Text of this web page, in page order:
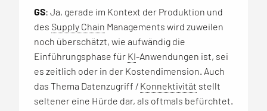
GS: Ja, gerade im Kontext der Produktion und
des Supply Chain Managements wird zuweilen
noch überschätzt, wie aufwändig die
Einführungsphase für KI-Anwendungen ist, sei
es zeitlich oder in der Kostendimension. Auch
das Thema Datenzugriff / Konnektivität stellt
seltener eine Hürde dar, als oftmals befürchtet.